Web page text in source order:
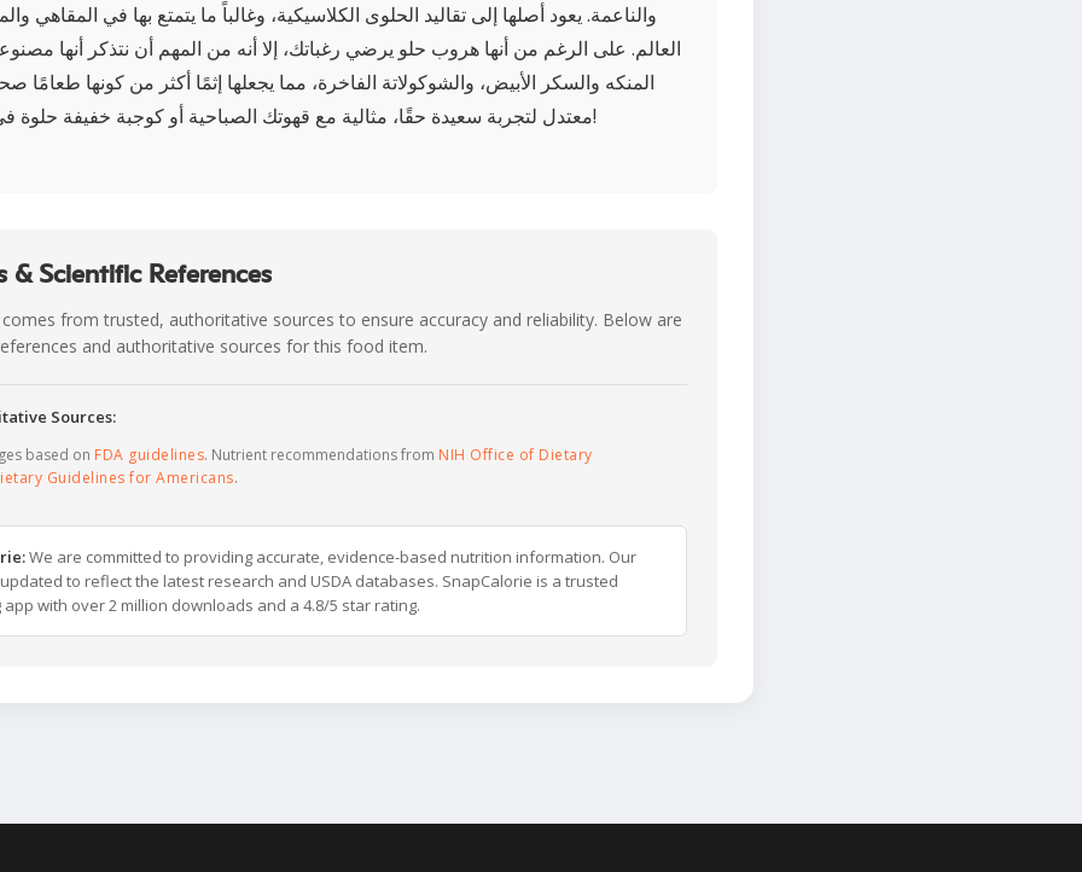
والناعمة. يعود أصلها إلى تقاليد الحلوى الكلاسيكية، وغالباً ما يتمتع بها في المقاهي
العالم. على الرغم من أنها هروب حلو يرضي رغباتك، إلا أنه من المهم أن نتذكر أنها
المنكه والسكر الأبيض، والشوكولاتة الفاخرة، مما يجعلها إثمًا أكثر من كونها طعامًا
معتدل لتجربة سعيدة حقًا، مثالية مع قهوتك الصباحية أو كوجبة خفيفة حلوة في فترة ما بعد الظهر!
& Scientific References
from trusted, authoritative sources to ensure accuracy and reliability. Below are
and authoritative sources for this food item.
Sources:
based on FDA guidelines. Nutrient recommendations from NIH Office of Dietary
Guidelines for Americans.
We are committed to providing accurate, evidence-based nutrition information. Our
to reflect the latest research and USDA databases. SnapCalorie is a trusted
with over 2 million downloads and a 4.8/5 star rating.